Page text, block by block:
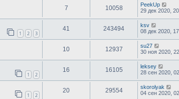
7 10058
PeekUp
29 дек 2020,
1 2 3
41 243494
ksv
08 дек 2020,
10 12937
su27
30 ноя 2020,
1 2
16 16105
leksey
28 сен 2020,
1 2
20 29554
skorolyak
04 сен 2020,